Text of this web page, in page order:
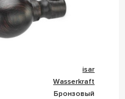
isar
Wasserkraft
Бронзовый